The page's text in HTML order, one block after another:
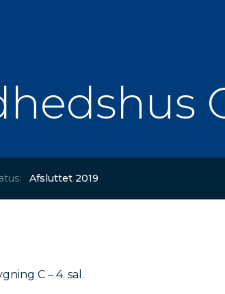
Afsluttet 2019
C – 4. sal.